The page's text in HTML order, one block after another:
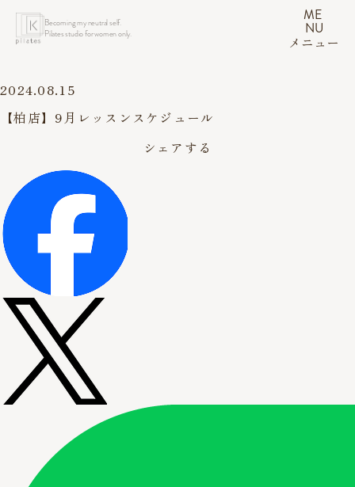
Becoming my neutral self.
Pilates studio for women only.
ME
NU
メニュー
2024.08.15
【柏店】9月レッスンスケジュール
シェアする